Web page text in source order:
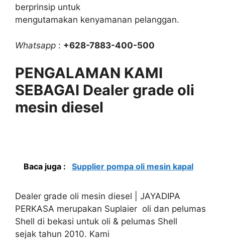
berprinsip untuk
mengutamakan kenyamanan pelanggan.
Whatsapp : +628-7883-400-500
PENGALAMAN KAMI
SEBAGAI Dealer grade oli
mesin diesel
Baca juga : Supplier pompa oli mesin kapal
Dealer grade oli mesin diesel | JAYADIPA
PERKASA merupakan Suplaier oli dan pelumas
Shell di bekasi untuk oli & pelumas Shell
sejak tahun 2010. Kami